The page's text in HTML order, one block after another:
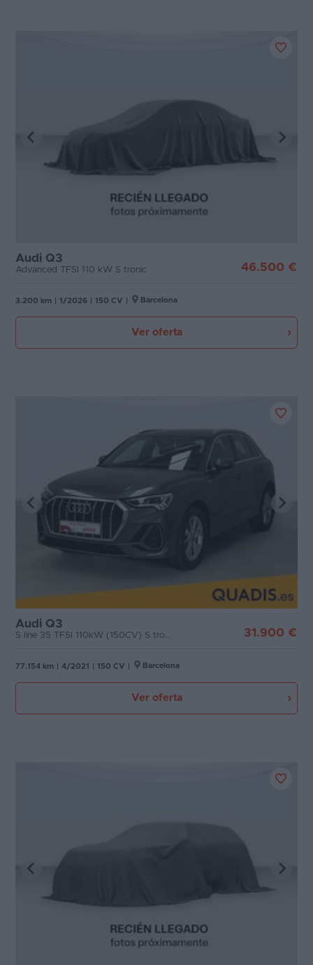
Audi Q3
Advanced TFSI 110 kW S tronic 46.500 €
3.200 km 1/2026 150 CV Barcelona
Ver oferta
Audi Q3
S line 35 TFSI 110kW (150CV) S tronic 31.900 €
77.154 km 4/2021 150 CV Barcelona
Ver oferta